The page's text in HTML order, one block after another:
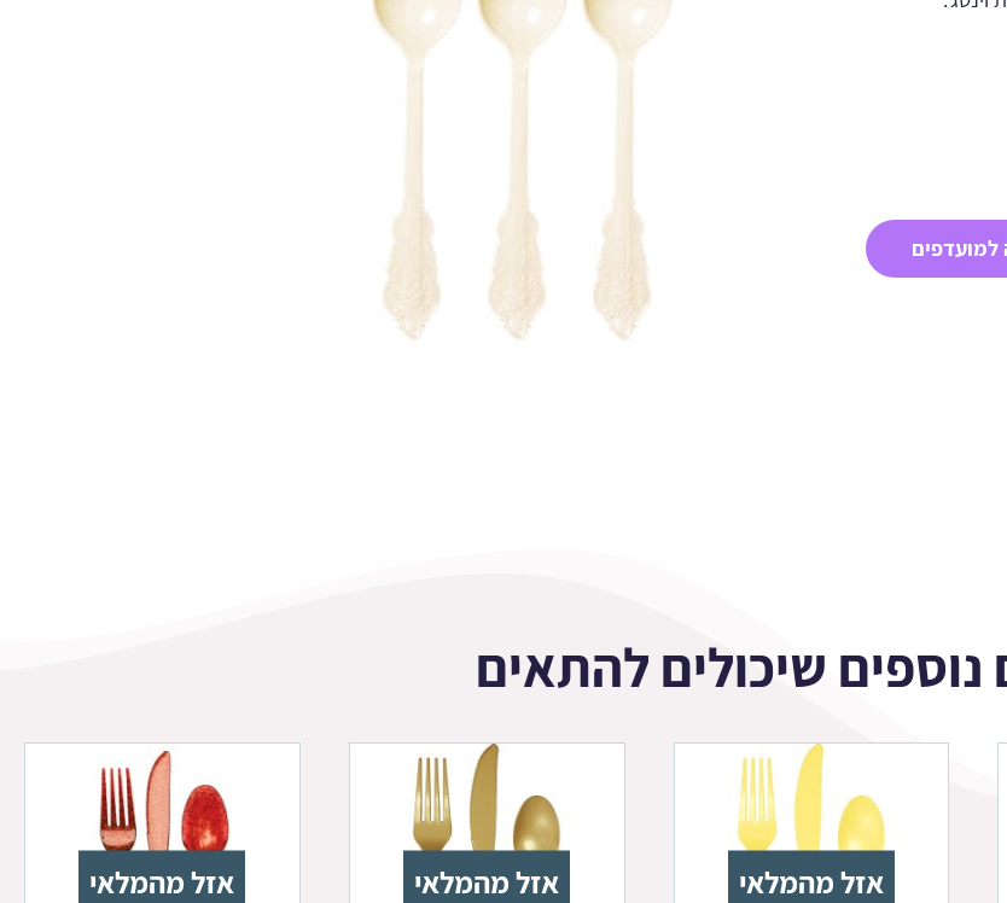
למועדפים
נוספים שיכולים להתאים
אזל מהמלאי אזל מהמלאי אזל מהמלאי